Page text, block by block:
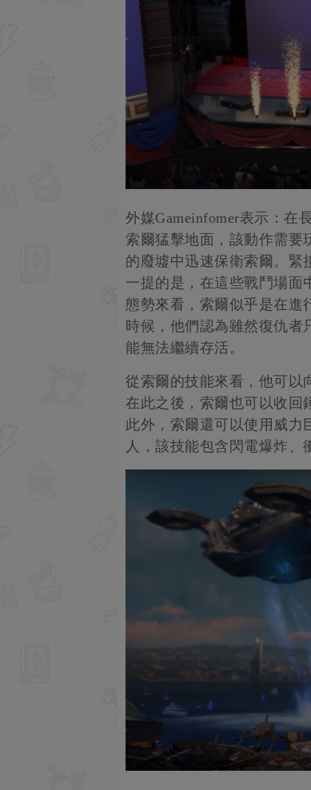
外媒Gameinfomer表示：在
索爾猛擊地面，該動作需要
的廢墟中迅速保衛索爾。緊
一提的是，在這些戰鬥場面
態勢來看，索爾似乎是在進
時候，他們認為雖然復仇者
能無法繼續存活。
從索爾的技能來看，他可以
在此之後，索爾也可以收回
此外，索爾還可以使用威力
人，該技能包含閃電爆炸、